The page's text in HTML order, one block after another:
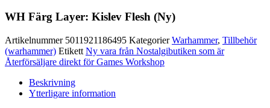
WH Färg Layer: Kislev Flesh (Ny)
Artikelnummer 5011921186495 Kategorier Warhammer, Tillbehör
(warhammer) Etikett Ny vara från Nostalgibutiken som är
Återförsäljare direkt för Games Workshop
Beskrivning
Ytterligare information